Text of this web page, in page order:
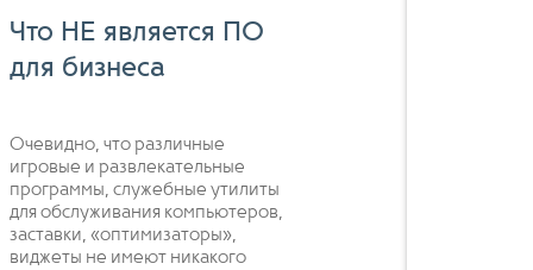
Что НЕ является ПО
для бизнеса
Очевидно, что различные
игровые и развлекательные
программы, служебные утилиты
для обслуживания компьютеров,
заставки, «оптимизаторы»,
виджеты не имеют никакого